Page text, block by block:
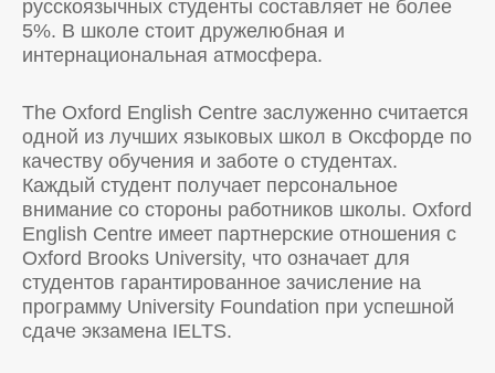
русскоязычных студенты составляет не более
5%. В школе стоит дружелюбная и
интернациональная атмосфера.
The Oxford English Centre заслуженно считается
одной из лучших языковых школ в Оксфорде по
качеству обучения и заботе о студентах.
Каждый студент получает персональное
внимание со стороны работников школы. Oxford
English Centre имеет партнерские отношения c
Oxford Brooks University, что означает для
студентов гарантированное зачисление на
программу University Foundation при успешной
сдаче экзамена IELTS.